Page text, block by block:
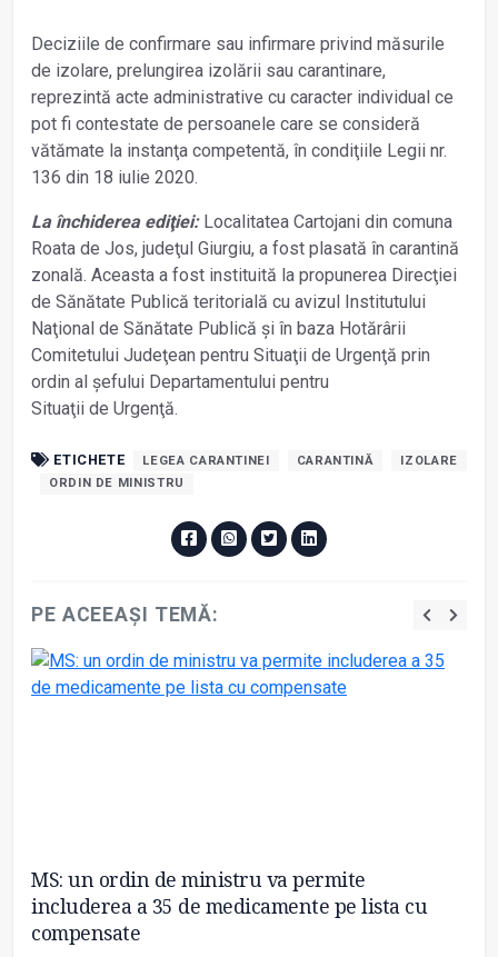
Deciziile de confirmare sau infirmare privind măsurile
de izolare, prelungirea izolării sau carantinare,
reprezintă acte administrative cu caracter individual ce
pot fi contestate de persoanele care se consideră
vătămate la instanţa competentă, în condiţiile Legii nr.
136 din 18 iulie 2020.
La închiderea ediţiei:Localitatea Cartojani din comuna
Roata de Jos, judeţul Giurgiu, a fost plasată în carantină
zonală. Aceasta a fost instituită la propunerea Direcţiei
de Sănătate Publică teritorială cu avizul Institutului
Naţional de Sănătate Publică și în baza Hotărârii
Comitetului Judeţean pentru Situaţii de Urgenţă prin
ordin al șefului Departamentului pentru
Situaţii de Urgenţă.
ETICHETE LEGEA CARANTINEI CARANTINĂ
IZOLARE
ORDIN DE MINISTRU
PE ACEEAȘI TEMĂ:
MS: un ordin de ministru va permite
includerea a 35 de medicamente pe lista cu
compensate